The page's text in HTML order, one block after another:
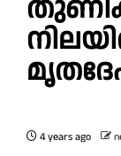
4 years ago